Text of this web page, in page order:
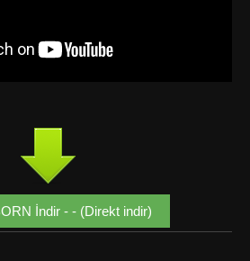
İndir - - (Direkt indir)